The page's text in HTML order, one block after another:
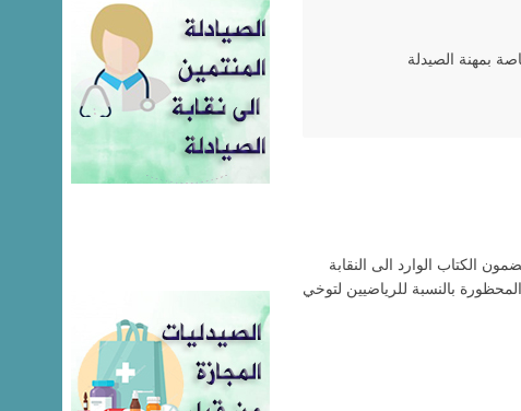
بمهنة الصيدلة
الكتاب الوارد الى النقابة
بالنسبة للرياضيين لتوخي